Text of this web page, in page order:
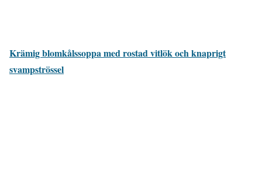
Krämig blomkålssoppa med rostad vitlök och knaprigt
svampströssel